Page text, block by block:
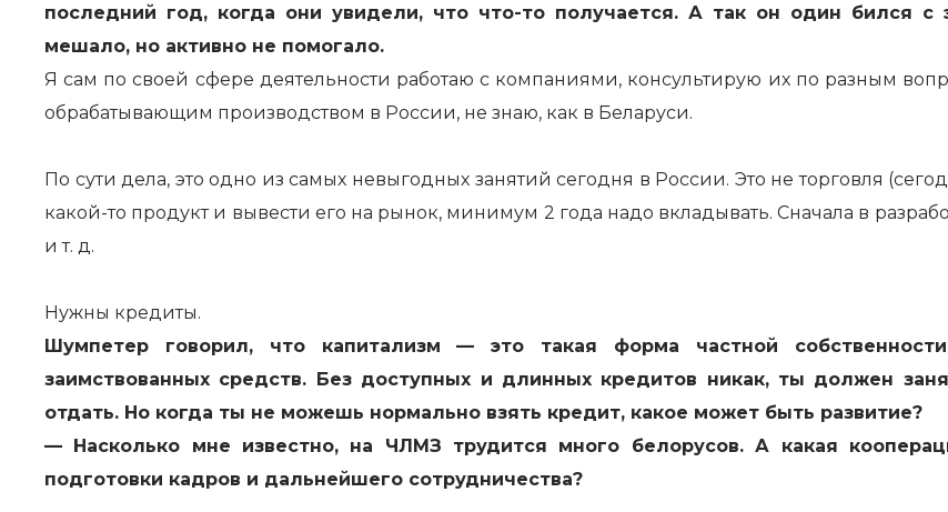
последний год, когда они увидели, что что-то получается. А так он один бился
мешало, но активно не помогало.
Я сам по своей сфере деятельности работаю с компаниями, консультирую их по разным
обрабатывающим производством в России, не знаю, как в Беларуси.
По сути дела, это одно из самых невыгодных занятий сегодня в России. Это не торговля
какой-то продукт и вывести его на рынок, минимум 2 года надо вкладывать. Сначала в
и т. д.
Нужны кредиты.
Шумпетер говорил, что капитализм — это такая форма частной
заимствованных средств. Без доступных и длинных кредитов никак, ты должен
отдать. Но когда ты не можешь нормально взять кредит, какое может быть развитие?
— Насколько мне известно, на ЧЛМЗ трудится много белорусов. А какая
подготовки кадров и дальнейшего сотрудничества?